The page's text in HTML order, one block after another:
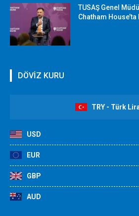
TUSAŞ Genel
Chatham House’ta
DÖVİZ KURU
TRY - Türk
USD
EUR
GBP
AUD